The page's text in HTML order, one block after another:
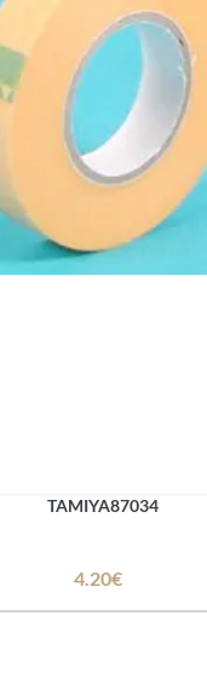
TAMIYA87034
4.20€